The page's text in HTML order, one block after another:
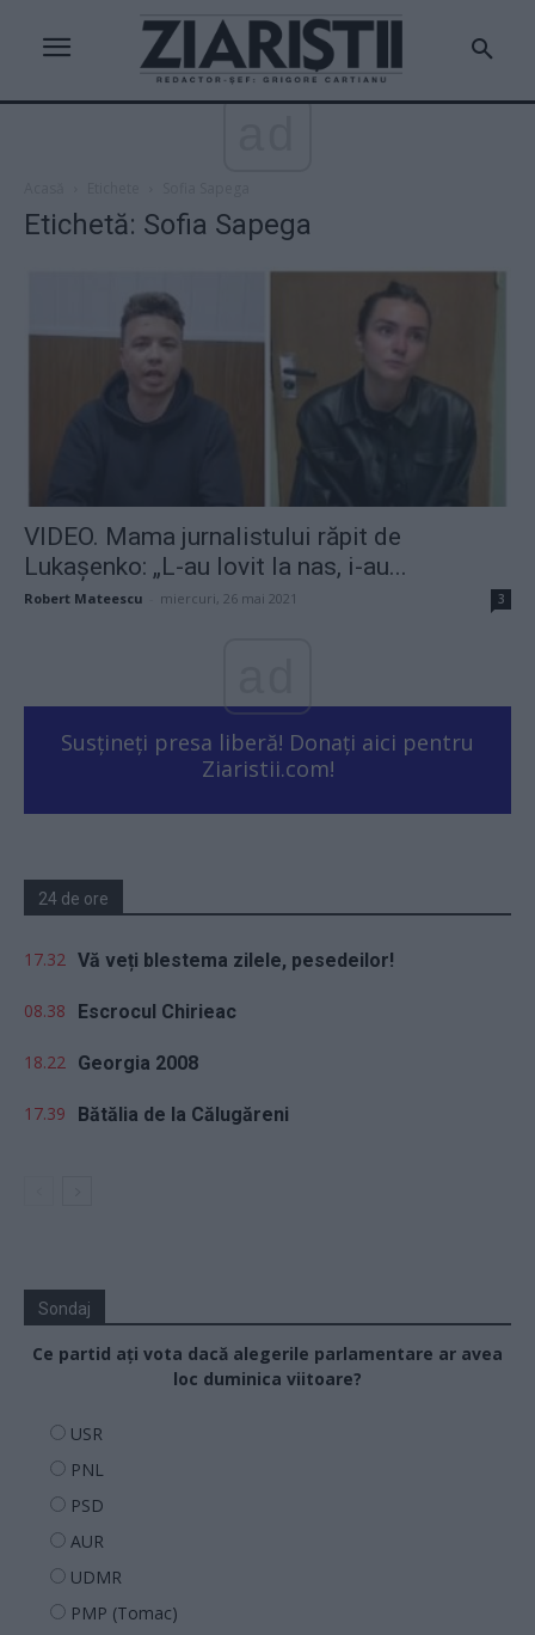
Etichetă: Sofia Sapega
VIDEO. Mama jurnalistului răpit de
Lukașenko: „L-au lovit la nas, i-au...
Robert Mateescu miercuri, 26 mai 2021 3
Susțineți presa liberă! Donați aici pentru
Ziaristii.com!
24 de ore
17.32 Vă veți blestema zilele, pesedeilor!
08.38 Escrocul Chirieac
18.22 Georgia 2008
17.39 Bătălia de la Călugăreni
Sondaj
Ce partid ați vota dacă alegerile parlamentare ar avea
loc duminica viitoare?
USR
PNL
PSD
AUR
UDMR
PMP (Tomac)